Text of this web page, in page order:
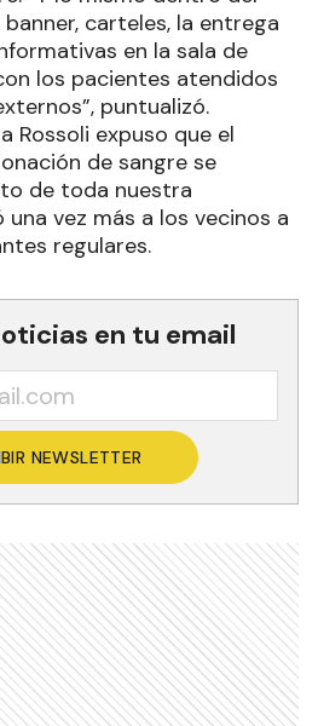
carteles, la entrega
en la sala de
los pacientes atendidos
puntualizó.
Rossoli expuso que el
de sangre se
de toda nuestra
vez más a los vecinos a
regulares.
en tu email
NEWSLETTER